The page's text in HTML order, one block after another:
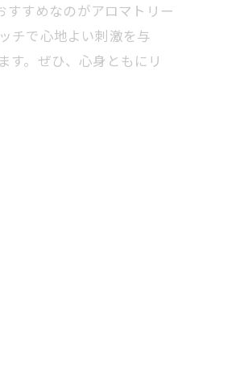
すめなのがアロマトリー
チで心地よい刺激を与
す。ぜひ、心身ともにリ